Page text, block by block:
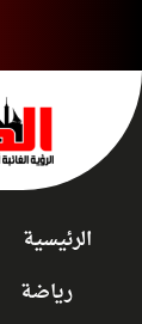
الرئيسية
رياضة